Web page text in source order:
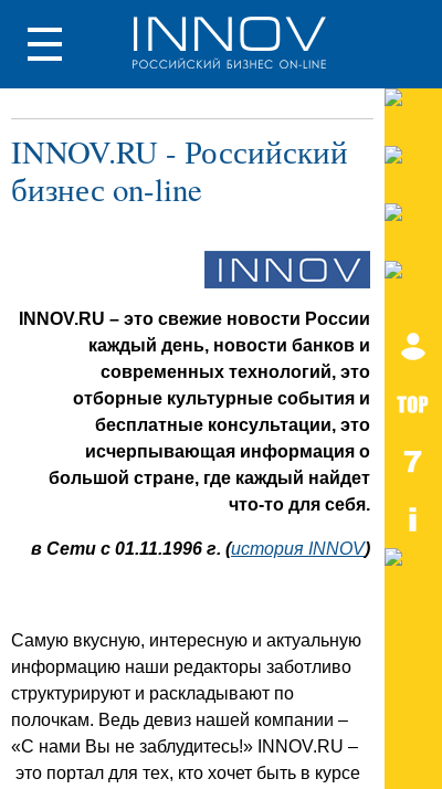
INNOV.RU - Российский
бизнес on-line
INNOV.RU – это свежие новости России
каждый день, новости банков и
современных технологий, это
отборные культурные события и
бесплатные консультации, это
исчерпывающая информация о
большой стране, где каждый найдет
что-то для себя.
в Сети с 01.11.1996 г. (история INNOV)
Самую вкусную, интересную и актуальную
информацию наши редакторы заботливо
структурируют и раскладывают по
полочкам. Ведь девиз нашей компании –
«С нами Вы не заблудитесь!» INNOV.RU –
это портал для тех, кто хочет быть в курсе